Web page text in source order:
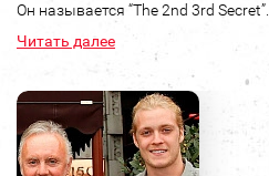
Он называется “The 2nd 3rd Secret”.
Читать далее